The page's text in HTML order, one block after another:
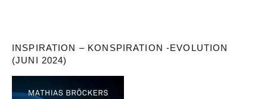
INSPIRATION – KONSPIRATION -EVOLUTION
(JUNI 2024)